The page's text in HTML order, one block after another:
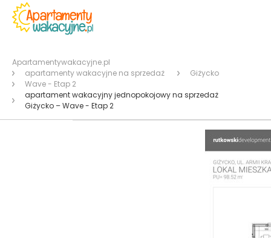
Apartamentywakacyjne.pl
apartamenty wakacyjne na sprzedaż
Giżycko
Wave - Etap 2
apartament wakacyjny jednopokojowy na sprzedaż
Giżycko – Wave - Etap 2